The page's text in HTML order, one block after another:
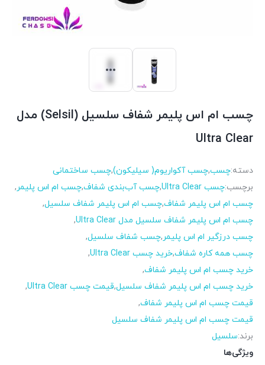
چسب ام اس پلیمر شفاف سلسیل (Selsil) مدل
Ultra Clear
دسته:چسب,چسب آکواریوم( سیلیکون),چسب ساختمانی
برچسب:چسب Ultra Clear ,چسب آب‌بندی شفاف,چسب ام اس پلیمر,
چسب ام اس پلیمر شفاف,چسب ام اس پلیمر شفاف سلسیل,
چسب ام اس پلیمر شفاف سلسیل مدل Ultra Clear
,
چسب درزگیر ام اس پلیمر,چسب شفاف سلسیل,
چسب همه کاره شفاف,خرید چسب Ultra Clear
,
خرید چسب ام اس پلیمر شفاف,
خرید چسب ام اس پلیمر شفاف سلسیل,قیمت چسب Ultra Clear
,
قیمت چسب ام اس پلیمر شفاف,
قیمت چسب ام اس پلیمر شفاف سلسیل
برند:سلسیل
ویژگی‌ها